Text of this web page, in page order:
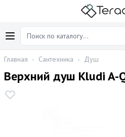
Главная - Сантехника - Душ
Верхний душ Kludi A-